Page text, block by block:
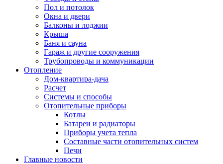
Пол и потолок
Окна и двери
Балконы и лоджии
Крыша
Баня и сауна
Гараж и другие сооружения
Трубопроводы и коммуникации
Отопление
Дом-квартира-дача
Расчет
Системы и способы
Отопительные приборы
Котлы
Батареи и радиаторы
Приборы учета тепла
Составные части отопительных систем
Печи
Главные новости